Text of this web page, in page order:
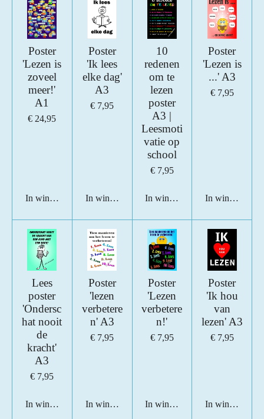
Poster
'Lezen is
zoveel
meer!'
A1
€ 24,95
In winkelwagen
Poster
'Ik lees
elke dag'
A3
€ 7,95
In winkelwagen
10
redenen
om te
lezen
poster
A3 |
Leesmoti
vatie op
school
€ 7,95
In winkelwagen
Poster
'Lezen is
...' A3
€ 7,95
In
Lees
poster
'Ondersc
hat nooit
de
kracht'
A3
€ 7,95
In winkelwagen
Poster
'lezen
verbetere
n' A3
€ 7,95
In winkelwagen
Poster
'Lezen
verbetere
n!'
€ 7,95
In winkelwagen
Poster
'Ik hou
van
lezen' A3
€ 7,95
In